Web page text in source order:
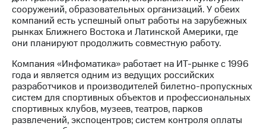
и акционерам
Корпоративное
управление
Корпоративный
секретарь
Раскрытие
информации
Информация
акционерам
сооружений, образовательных организаций. У обеих
компаний есть успешный опыт работы на зарубежных
рынках Ближнего Востока и Латинской Америки, где
они планируют продолжить совместную работу.
Компания «Инфоматика» работает на ИТ-рынке с 1996
года и является одним из ведущих российских
разработчиков и производителей билетно-пропускных
систем для спортивных объектов и профессиональных
спортивных клубов, музеев, театров, парков
развлечений, экспоцентров; систем контроля оплаты